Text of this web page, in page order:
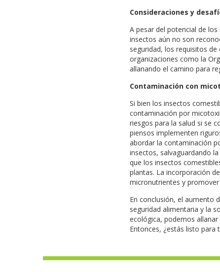
Consideraciones y
A pesar del potencial de
insectos aún no son
seguridad, los requisitos
organizaciones como la
allanando el camino para
Contaminación con
Si bien los insectos
contaminación por
riesgos para la salud si se
piensos implementen
abordar la contaminación
insectos, salvaguardando
que los insectos
plantas. La incorporación
micronutrientes y
En conclusión, el aumento
seguridad alimentaria y la
ecológica, podemos
Entonces, ¿estás listo